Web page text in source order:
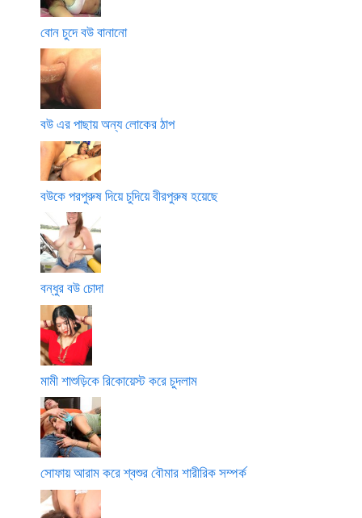
বোন চুদে বউ বানানো
বউ এর পাছায় অন্য লোকের ঠাপ
বউকে পরপুরুষ দিয়ে চুদিয়ে বীরপুরুষ হয়েছে
বন্ধুর বউ চোদা
মামী শাশুড়িকে রিকোয়েস্ট করে চুদলাম
সোফায় আরাম করে শ্বশুর বৌমার শারীরিক সম্পর্ক